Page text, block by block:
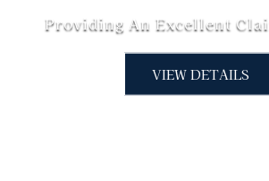
VIEW DETAILS